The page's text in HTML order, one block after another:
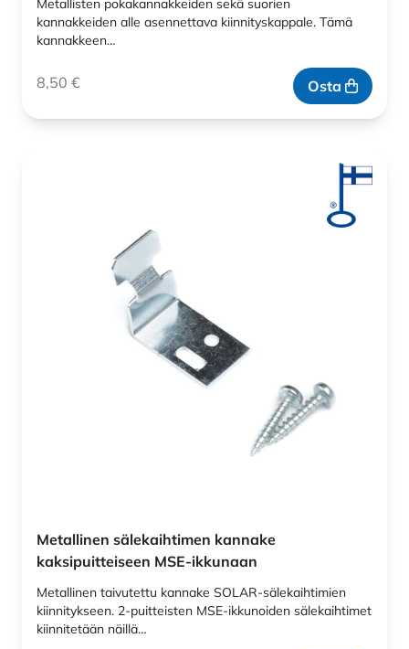
Metallisten pokakannakkeiden sekä suorien
kannakkeiden alle asennettava kiinnityskappale. Tämä
kannakkeen…
8,50 € Osta
Metallinen sälekaihtimen kannake
kaksipuitteiseen MSE-ikkunaan
Metallinen taivutettu kannake SOLAR-sälekaihtimien
kiinnitykseen. 2-puitteisten MSE-ikkunoiden sälekaihtimet
kiinnitetään näillä…